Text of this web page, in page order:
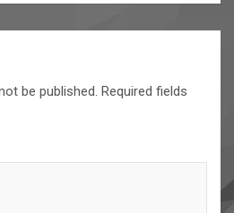
be published. Required fields